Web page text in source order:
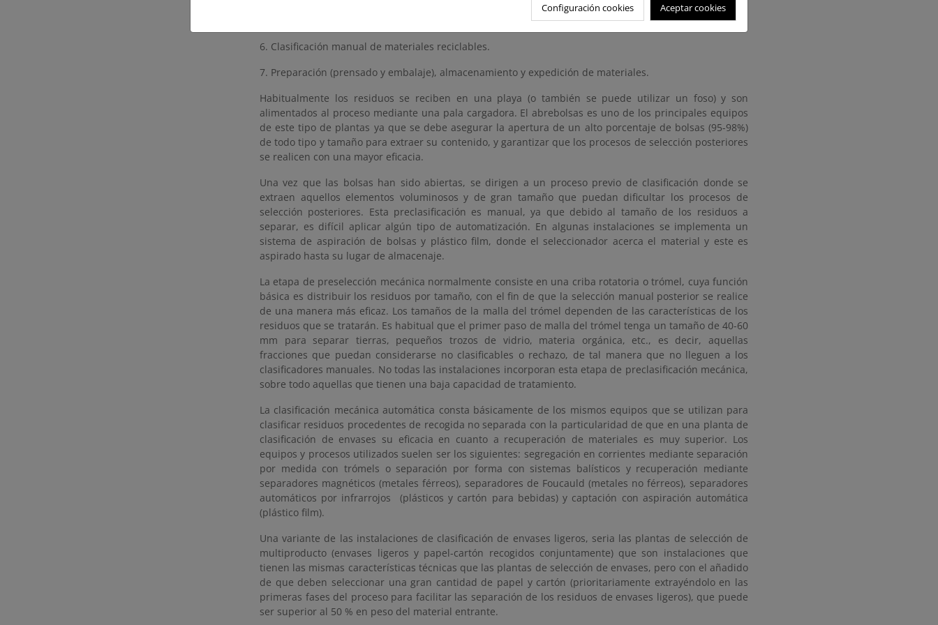
6. Clasificación manual de materiales reciclables.
7. Preparación (prensado y embalaje), almacenamiento y expedición de materiales.
Habitualmente los residuos se reciben en una playa (o también se puede utilizar un foso) y son
alimentados al proceso mediante una pala cargadora. El abrebolsas es uno de los principales equipos
de este tipo de plantas ya que se debe asegurar la apertura de un alto porcentaje de bolsas (95-98%)
de todo tipo y tamaño para extraer su contenido, y garantizar que los procesos de selección posteriores
se realicen con una mayor eficacia.
Una vez que las bolsas han sido abiertas, se dirigen a un proceso previo de clasificación donde se
extraen aquellos elementos voluminosos y de gran tamaño que puedan dificultar los procesos de
selección posteriores. Esta preclasificación es manual, ya que debido al tamaño de los residuos a
separar, es difícil aplicar algún tipo de automatización. En algunas instalaciones se implementa un
sistema de aspiración de bolsas y plástico film, donde el seleccionador acerca el material y este es
aspirado hasta su lugar de almacenaje.
La etapa de preselección mecánica normalmente consiste en una criba rotatoria o trómel, cuya función
básica es distribuir los residuos por tamaño, con el fin de que la selección manual posterior se realice
de una manera más eficaz. Los tamaños de la malla del trómel dependen de las características de los
residuos que se tratarán. Es habitual que el primer paso de malla del trómel tenga un tamaño de 40-60
mm para separar tierras, pequeños trozos de vidrio, materia orgánica, etc., es decir, aquellas
fracciones que puedan considerarse no clasificables o rechazo, de tal manera que no lleguen a los
clasificadores manuales. No todas las instalaciones incorporan esta etapa de preclasificación mecánica,
sobre todo aquellas que tienen una baja capacidad de tratamiento.
La clasificación mecánica automática consta básicamente de los mismos equipos que se utilizan para
clasificar residuos procedentes de recogida no separada con la particularidad de que en una planta de
clasificación de envases su eficacia en cuanto a recuperación de materiales es muy superior. Los
equipos y procesos utilizados suelen ser los siguientes: segregación en corrientes mediante separación
por medida con trómels o separación por forma con sistemas balísticos y recuperación mediante
separadores magnéticos (metales férreos), separadores de Foucauld (metales no férreos), separadores
automáticos por infrarrojos (plásticos y cartón para bebidas) y captación con aspiración automática
(plástico film).
Una variante de las instalaciones de clasificación de envases ligeros, seria las plantas de selección de
multiproducto (envases ligeros y papel-cartón recogidos conjuntamente) que son instalaciones que
tienen las mismas características técnicas que las plantas de selección de envases, pero con el añadido
de que deben seleccionar una gran cantidad de papel y cartón (prioritariamente extrayéndolo en las
primeras fases del proceso para facilitar las separación de los residuos de envases ligeros), que puede
ser superior al 50 % en peso del material entrante.
Configuración cookies Aceptar cookies